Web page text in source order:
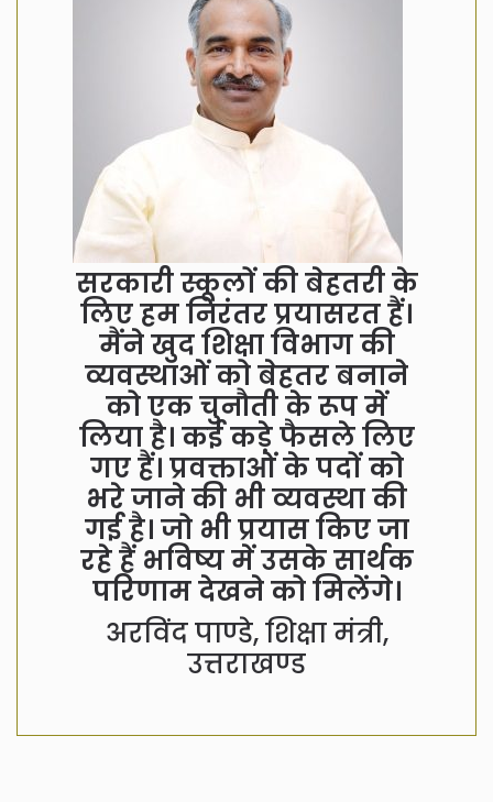
सरकारी स्कूलों की बेहतरी के
लिए हम निरंतर प्रयासरत हैं।
मैंने खुद शिक्षा विभाग की
व्यवस्थाओं को बेहतर बनाने
को एक चुनौती के रूप में
लिया है। कई कड़े फैसले लिए
गए हैं। प्रवक्ताओं के पदों को
भरे जाने की भी व्यवस्था की
गई है। जो भी प्रयास किए जा
रहे हैं भविष्य में उसके सार्थक
परिणाम देखने को मिलेंगे।
अरविंद पाण्डे, शिक्षा मंत्री,
उत्तराखण्ड